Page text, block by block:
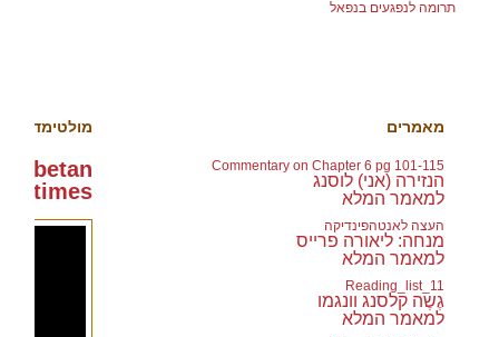
תרומה לנפגעים בנפאל
מאמרים
Commentary on Chapter 6 pg 101-115
הנזירה (אני) לוסנג
למאמר המלא
העצה לאנטהפינדיקה
מנחה: ליאורה פרייס
למאמר המלא
11_Reading_list
גֶשֶה קלסנג וונגמו
למאמר המלא
מולטימדיה
Tibetan
times